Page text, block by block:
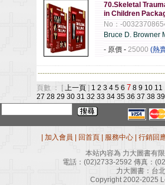
70.Skeletal
in Children
No：-
Bruce D. Browner
- 原價 - 25000 (熱
頁數 ： [ 上一頁 ] 1 2 3 4 5 6 7 8 9 10 11
27 28 29 30 31 32 33 34 35 36 37 38 39
加入會員 回首頁 服務中心
行銷回
本站內容為 力大圖書有
電話： (02)2733-2592 傳真：
力大圖書：台
Copyright 2002-2025